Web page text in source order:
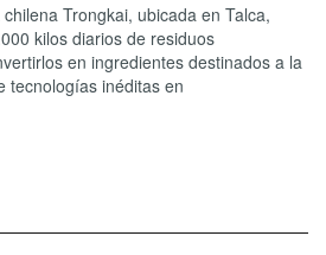
Trongkai, ubicada en Talca,
kilos diarios de residuos
en ingredientes destinados a la
tecnologías inéditas en